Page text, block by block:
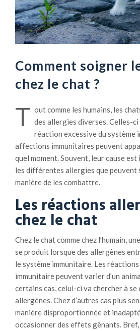
Comment soigner
chez le chat ?
T out comme les humains, les
des allergies diverses. Celles-
réaction excessive du système
affections immunitaires peuvent
quel moment. Souvent, leur cause
les différentes allergies que peuvent
manière de les combattre.
Les réactions
chez le chat
Chez le chat comme chez l’humain,
se produit lorsque des allergènes
le système immunitaire. Les
immunitaire peuvent varier d’un
certains cas, celui-ci va chercher à se
allergènes. Chez d’autres cas plus
manière disproportionnée et
occasionner des effets gênants.